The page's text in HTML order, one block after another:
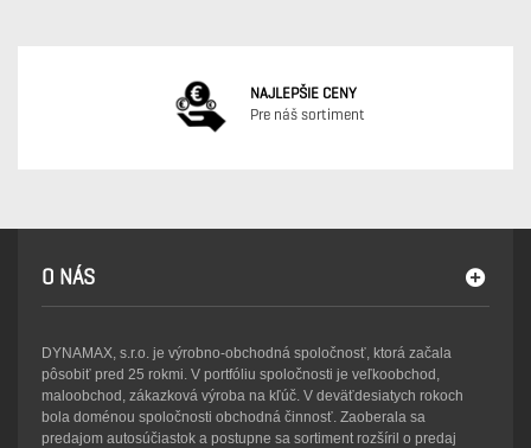
NAJLEPŠIE CENY
Pre náš sortiment
O NÁS
DYNAMAX, s.r.o. je výrobno-obchodná spoločnosť, ktorá začala
pôsobiť pred 25 rokmi. V portfóliu spoločnosti je veľkoobchod,
maloobchod, zákazková výroba na kľúč. V deväťdesiatych rokoch
bola doménou spoločnosti obchodná činnosť. Zaoberala sa
predajom autosúčiastok a postupne sa sortiment rozšíril o predaj